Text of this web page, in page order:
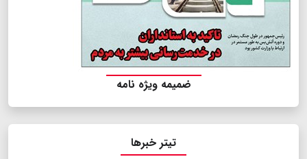
ضمیمه ویژه نامه
تیتر خبرها